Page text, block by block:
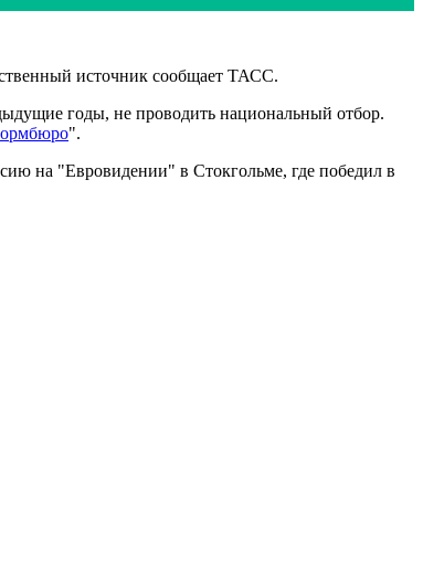
источник сообщает ТАСС.
годы, не проводить национальный отбор.
".
на "Евровидении" в Стокгольме, где победил в